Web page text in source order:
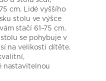
cm. Lidé vyššího
stolu ve výšce
stačí 61–75 cm.
se pohybuje v
na velikosti dítěte.
nastavitelnou